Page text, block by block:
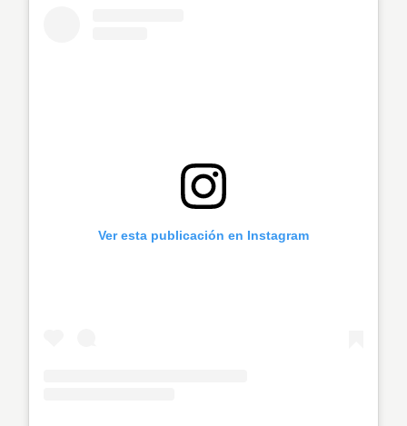
Ver esta publicación en Instagram